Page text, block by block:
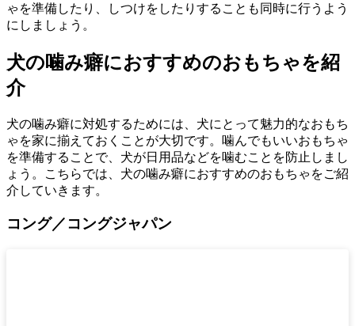
ゃを準備したり、しつけをしたりすることも同時に行うよう
にしましょう。
犬の噛み癖におすすめのおもちゃを紹
介
犬の噛み癖に対処するためには、犬にとって魅力的なおもち
ゃを家に揃えておくことが大切です。噛んでもいいおもちゃ
を準備することで、犬が日用品などを噛むことを防止しまし
ょう。こちらでは、犬の噛み癖におすすめのおもちゃをご紹
介していきます。
コング／コングジャパン